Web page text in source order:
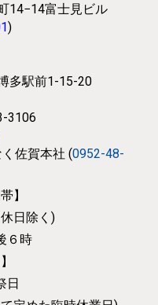
14−14富士見ビル
)
多駅前1-15-20
3106
佐賀本社 (0952-48-
】
休日除く)
６時
日